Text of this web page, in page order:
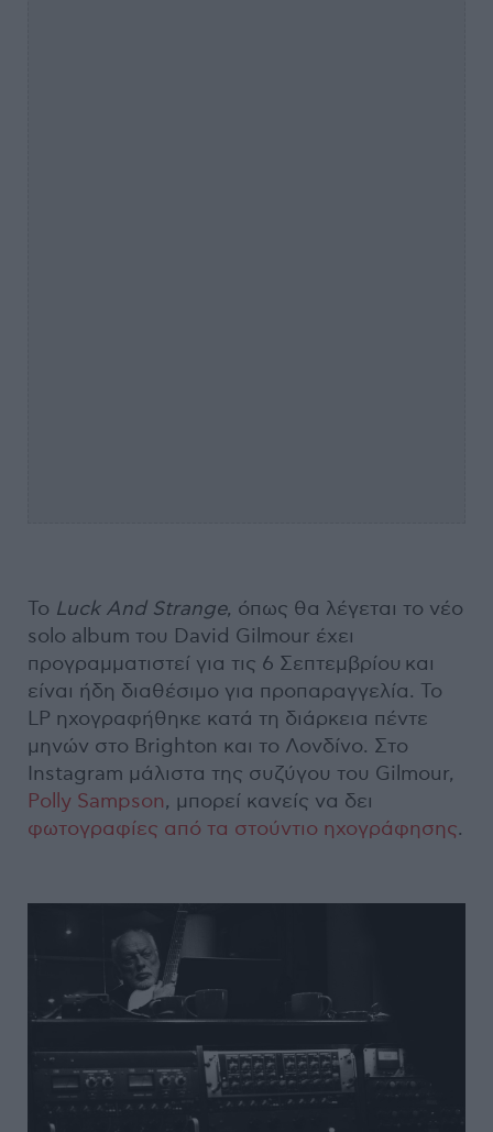
Το Luck And Strange, όπως θα λέγεται το νέο
solo album του David Gilmour έχει
προγραμματιστεί για τις 6 Σεπτεμβρίου και
είναι ήδη διαθέσιμο για προπαραγγελία. Το
LP ηχογραφήθηκε κατά τη διάρκεια πέντε
μηνών στο Brighton και το Λονδίνο. Στο
Instagram μάλιστα της συζύγου του Gilmour,
Polly Sampson, μπορεί κανείς να δει
φωτογραφίες από τα στούντιο ηχογράφησης.